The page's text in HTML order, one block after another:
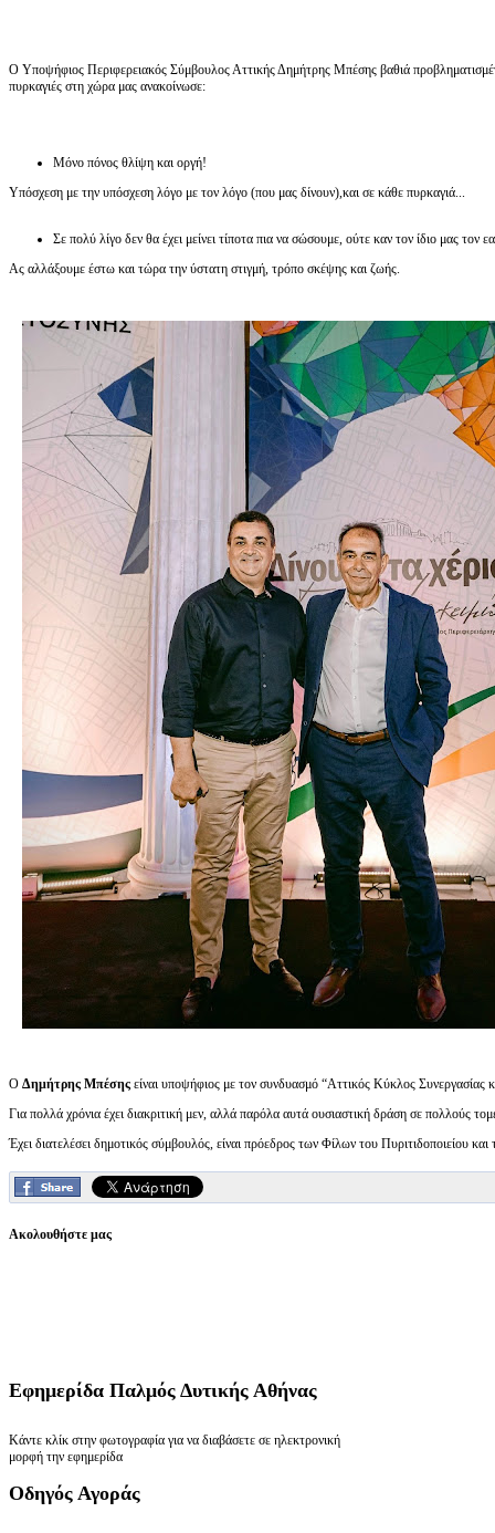
Ο Υποψήφιος Περιφερειακός Σύμβουλος Αττικής Δημήτρης Μπέσης βαθιά
πυρκαγιές στη χώρα μας ανακοίνωσε:
Μόνο πόνος θλίψη και οργή!
Υπόσχεση με την υπόσχεση λόγο με τον λόγο (που μας δίνουν),και σε κάθε πυρκαγιά...
Σε πολύ λίγο δεν θα έχει μείνει τίποτα πια να σώσουμε, ούτε καν τον ίδιο μας τον
Ας αλλάξουμε έστω και τώρα την ύστατη στιγμή, τρόπο σκέψης και ζωής.
Ο Δημήτρης Μπέσης είναι υποψήφιος με τον συνδυασμό “Αττικός Κύκλος Συνεργασίας
Για πολλά χρόνια έχει διακριτική μεν, αλλά παρόλα αυτά ουσιαστική δράση σε πολλούς
Έχει διατελέσει δημοτικός σύμβουλός, είναι πρόεδρος των Φίλων του
Ακολουθήστε μας
Εφημερίδα Παλμός Δυτικής Αθήνας
Κάντε κλίκ στην φωτογραφία για να διαβάσετε σε ηλεκτρονική
μορφή την εφημερίδα
Οδηγός Αγοράς